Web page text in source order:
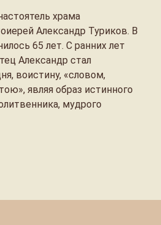
храма
Александр Туриков. В
65 лет. С ранних лет
Александр стал
воистину, «словом,
являя образ истинного
мудрого